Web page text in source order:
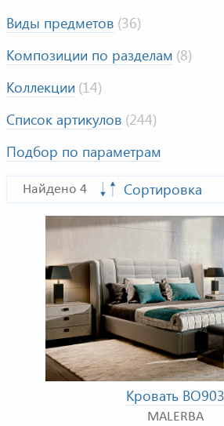
Виды предметов (36)
Композиции по разделам (8)
Коллекции (14)
Список артикулов (244)
Подбор по параметрам
Найдено 4 Сортировка
Кровать BO903
MALERBA